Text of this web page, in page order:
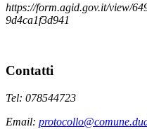
https://form.agid.gov.it/view/
9d4ca1f3d941
Contatti
Tel: 078544723
Email: